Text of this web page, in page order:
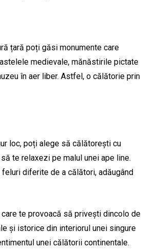
țară poți găsi monumente care
medievale, mănăstirile pictate
în aer liber. Astfel, o călătorie prin
loc, poți alege să călătorești cu
te relaxezi pe malul unei ape line.
diferite de a călători, adăugând
te provoacă să privești dincolo de
și istorice din interiorul unei singure
unei călătorii continentale.